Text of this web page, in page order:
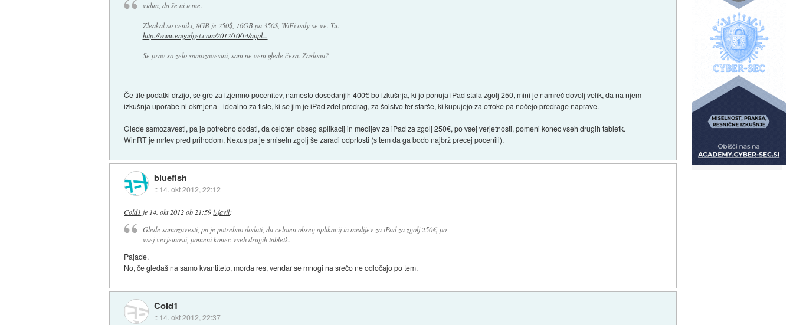
vidim, da še ni teme.
Zleakal so ceniki, 8GB je 250$, 16GB pa 350$, WiFi only se ve. Tu:
http://www.engadget.com/2012/10/14/appl...
Se prav so zelo samozavestni, sam ne vem glede česa. Zaslona?
Če tile podatki držijo, se gre za izjemno pocenitev, namesto dosedanjih 400€ bo izkušnja, ki jo ponuja iPad stala zgolj 250, mini je namreč dovolj velik, da na njem
izkušnja uporabe ni okrnjena - idealno za tiste, ki se jim je iPad zdel predrag, za šolstvo ter starše, ki kupujejo za otroke pa nočejo predrage naprave.
Glede samozavesti, pa je potrebno dodati, da celoten obseg aplikacij in medijev za iPad za zgolj 250€, po vsej verjetnosti, pomeni konec vseh drugih tabletk.
WinRT je mrtev pred prihodom, Nexus pa je smiseln zgolj še zaradi odprtosti (s tem da ga bodo najbrž precej pocenili).
bluefish
:: 14. okt 2012, 22:12
Cold1 je 14. okt 2012 ob 21:59 izjavil:
Glede samozavesti, pa je potrebno dodati, da celoten obseg aplikacij in medijev za iPad za zgolj 250€, po
vsej verjetnosti, pomeni konec vseh drugih tabletk.
Pajade.
No, če gledaš na samo kvantiteto, morda res, vendar se mnogi na srečo ne odločajo po tem.
Cold1
:: 14. okt 2012, 22:37